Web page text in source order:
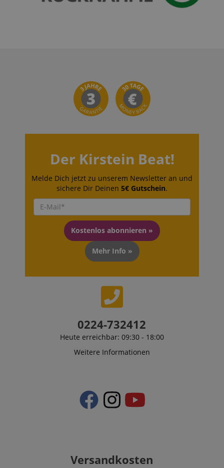
Der Kirstein Beat!
Melde Dich jetzt zu unserem Newsletter an und
sichere Dir Deinen 5€ Gutschein.
Kostenlos abonnieren »
Mehr Info »
0224-732412
Heute erreichbar: 09:30 - 18:00
Weitere Informationen
Versandkosten